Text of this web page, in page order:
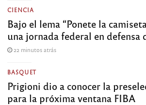
CIENCIA
Bajo el lema “Ponete la
una jornada federal en defensa
22 minutos atrás
BASQUET
Prigioni dio a conocer la
para la próxima ventana FIBA